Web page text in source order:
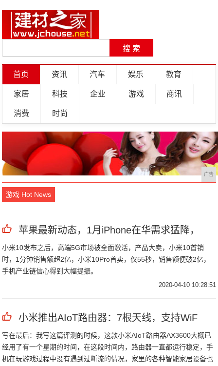
首页 资讯 汽车 娱乐 教育
家居 科技 企业 游戏 商讯
消费 时尚
广告
游戏 Hot News
苹果最新动态，1月iPhone在华需求猛降，
小米10发布之后，高端5G市场被全面激活，产品大卖，小米10首销
时，1分钟销售额超2亿，小米10Pro首卖，仅55秒，销售额便破2亿，
手机产业链信心得到大幅提振。
2020-04-10 10:28:51
小米推出AIoT路由器：7根天线，支持WiF
写在最后：我写这篇评测的时候，这款小米AIoT路由器AX3600大概已
经用了有一个星期的时间，在这段时间内，路由器一直都运行稳定，手
机在玩游戏过程中没有遇到过断流的情况，家里的各种智能家居设备也